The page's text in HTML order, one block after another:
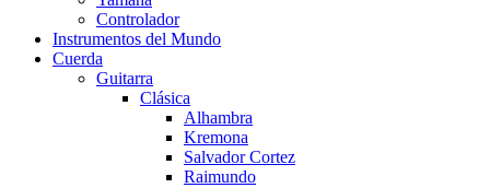
Controlador
Instrumentos del Mundo
Cuerda
Guitarra
Clásica
Alhambra
Kremona
Salvador Cortez
Raimundo